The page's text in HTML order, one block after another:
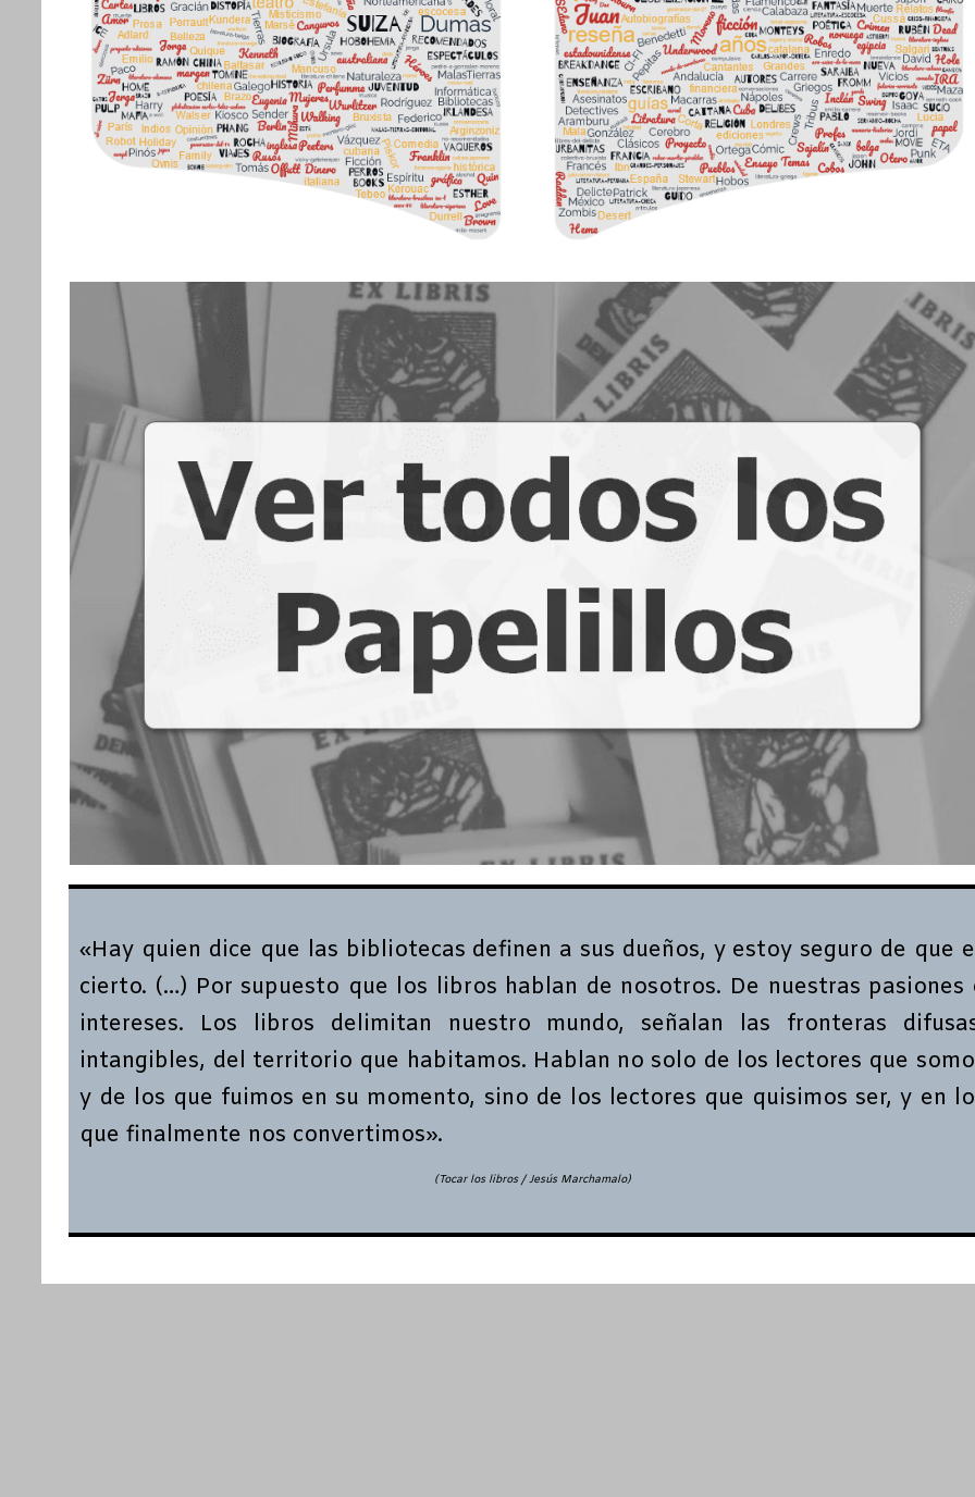
«Hay quien dice que las bibliotecas definen a sus dueños, y estoy seguro de que
cierto. (…) Por supuesto que los libros hablan de nosotros. De nuestras pasiones
intereses. Los libros delimitan nuestro mundo, señalan las fronteras
intangibles, del territorio que habitamos. Hablan no solo de los lectores que
y de los que fuimos en su momento, sino de los lectores que quisimos ser, y en
que finalmente nos convertimos».
(Tocar los libros / Jesús Marchamalo)